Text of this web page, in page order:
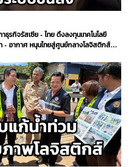
ธุรกิจรัสเซีย - ไทย ดึงลงทุนเทคโนโลยี
- อากาศ หนุนไทยสู่ศูนย์กลางโลจิสติกส์